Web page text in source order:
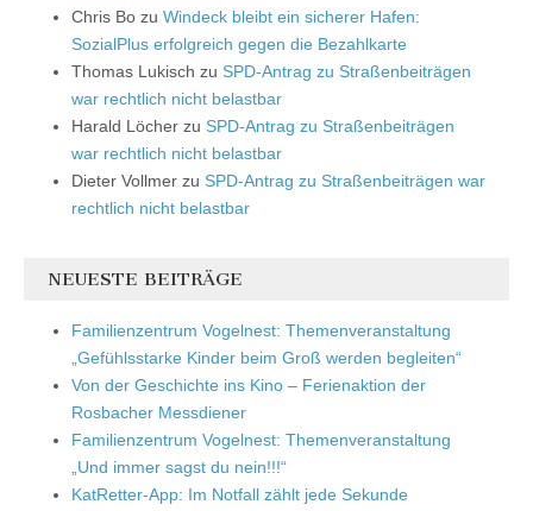
Chris Bo zu Windeck bleibt ein sicherer Hafen:
SozialPlus erfolgreich gegen die Bezahlkarte
Thomas Lukisch zu SPD-Antrag zu Straßenbeiträgen
war rechtlich nicht belastbar
Harald Löcher zu SPD-Antrag zu Straßenbeiträgen
war rechtlich nicht belastbar
Dieter Vollmer zu SPD-Antrag zu Straßenbeiträgen war
rechtlich nicht belastbar
NEUESTE BEITRÄGE
Familienzentrum Vogelnest: Themenveranstaltung
„Gefühlsstarke Kinder beim Groß werden begleiten“
Von der Geschichte ins Kino – Ferienaktion der
Rosbacher Messdiener
Familienzentrum Vogelnest: Themenveranstaltung
„Und immer sagst du nein!!!“
KatRetter-App: Im Notfall zählt jede Sekunde